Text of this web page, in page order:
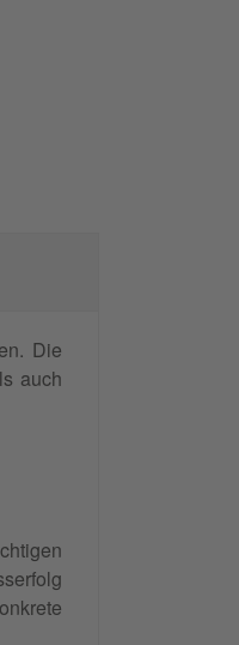
Die
auch